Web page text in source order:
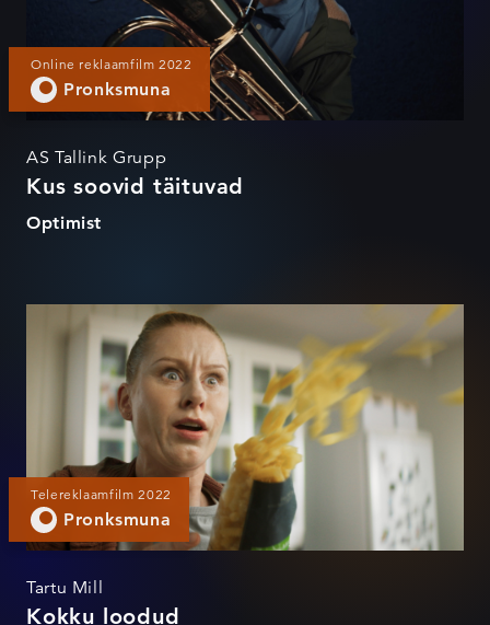
Online reklaamfilm 2022
Pronksmuna
AS Tallink Grupp
Kus soovid täituvad
Optimist
Kokku loodud
Telereklaamfilm 2022
Pronksmuna
Tartu Mill
Kokku loodud